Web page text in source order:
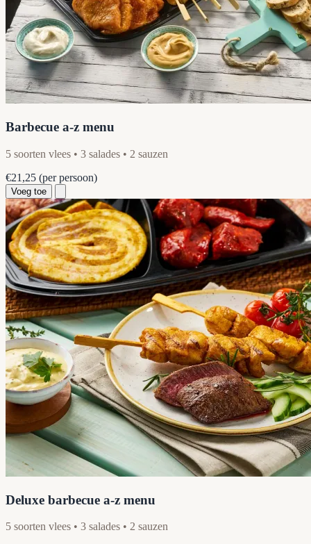
Barbecue a-z menu
5 soorten vlees • 3 salades • 2 sauzen
€21,25 (per persoon)
Voeg toe
Deluxe barbecue a-z menu
5 soorten vlees • 3 salades • 2 sauzen